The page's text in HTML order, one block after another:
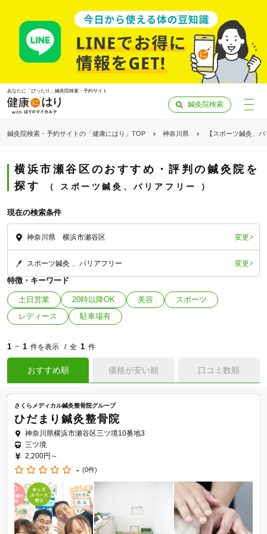
あなたに「ぴったり」鍼灸院検索・予約サイト
鍼灸院検索
鍼灸院検索・予約サイトの「健康にはり」TOP 神奈川県 【スポーツ鍼灸、
横浜市瀬谷区のおすすめ・評判の鍼灸院を
探す
スポーツ鍼灸、バリアフリー
現在の検索条件
神奈川県 横浜市瀬谷区 変更
スポーツ鍼灸 バリアフリー 変更
特徴・キーワード
土日営業 20時以降OK 美容
スポーツ
レディース
駐車場有
1 ~ 1 件を表示 全 1 件
おすすめ順 価格が安い順 口コミ数順
さくらメディカル鍼灸整骨院グループ
ひだまり鍼灸整骨院
神奈川県横浜市瀬谷区三ツ境10番地3
三ツ境
2,200円～
- (0件)
「健康にはりを見た」